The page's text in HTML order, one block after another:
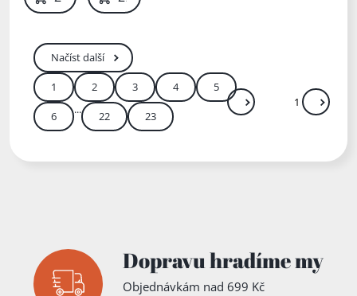
Načíst další
1 2 3 4 5
6 ... 22 23 Další Přejít
Dopravu hradíme my
Objednávkám nad 699 Kč